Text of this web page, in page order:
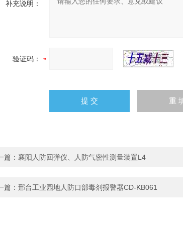
补充说明：
验证码：
篇： 襄阳人防回弹仪、人防气密性测量装置L4
篇： 邢台工业园地人防口部毒剂报警器CD-KB061